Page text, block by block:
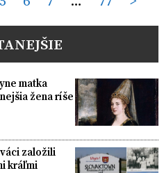
matka
žena ríše
založili
kráľmi